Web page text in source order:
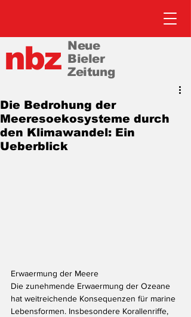
nbz Neue
Bieler
Zeitung
Die Bedrohung der
Meeresoekosysteme durch
den Klimawandel: Ein
Ueberblick
Erwaermung der Meere
Die zunehmende Erwaermung der Ozeane
hat weitreichende Konsequenzen für marine
Lebensformen. Insbesondere Korallenriffe,